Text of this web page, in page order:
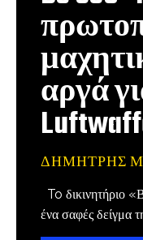
αργά
ΔΗΜΉΤΡΗΣ
ένα σαφές δείγμα